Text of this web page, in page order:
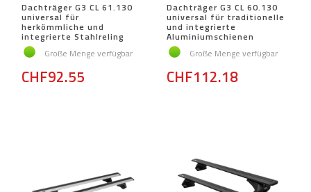
Dachträger G3 CL 61.130
universal für
herkömmliche und
integrierte Stahlreling
Große Menge verfügbar
CHF92.55
Dachträger G3 CL 60.130
universal für traditionelle
und integrierte
Aluminiumschienen
Große Menge verfügbar
CHF112.18